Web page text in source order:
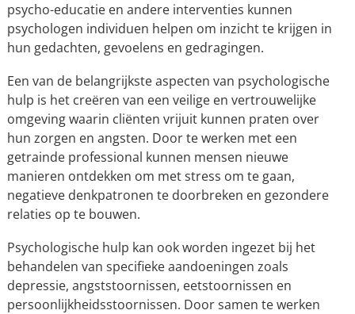
psycho-educatie en andere interventies kunnen
psychologen individuen helpen om inzicht te krijgen in
hun gedachten, gevoelens en gedragingen.
Een van de belangrijkste aspecten van psychologische
hulp is het creëren van een veilige en vertrouwelijke
omgeving waarin cliënten vrijuit kunnen praten over
hun zorgen en angsten. Door te werken met een
getrainde professional kunnen mensen nieuwe
manieren ontdekken om met stress om te gaan,
negatieve denkpatronen te doorbreken en gezondere
relaties op te bouwen.
Psychologische hulp kan ook worden ingezet bij het
behandelen van specifieke aandoeningen zoals
depressie, angststoornissen, eetstoornissen en
persoonlijkheidsstoornissen. Door samen te werken